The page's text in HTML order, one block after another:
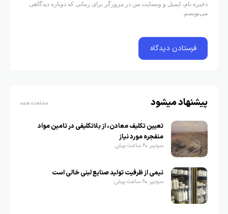
ذخیره نام، ایمیل و وبسایت من در مرورگر برای زمانی که دوباره دیدگاهی
می‌نویسم.
پیشنهاد میشود مشاهده همه
تعیین تکلیف معادن، از بلاتکلیفی در تامین مواد
منفجره مورد نیاز
سردبیر 6 ساعت پیش
نیمی از ظرفیت تولید صنایع لبنی خالی است
سردبیر 8 ساعت پیش